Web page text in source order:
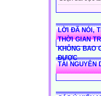
LỜI ĐÃ NÓI,
THỜI GIAN
KHÔNG BAO
ĐƯỢC
TÀI NGUYÊN